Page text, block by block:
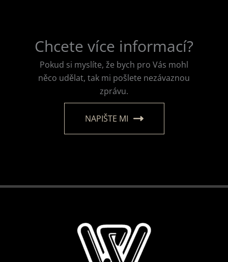
Chcete více informací?
Pokud si myslíte, že bych pro Vás mohl
něco udělat, tak mi pošlete nezávaznou
zprávu.
NAPIŠTE MI